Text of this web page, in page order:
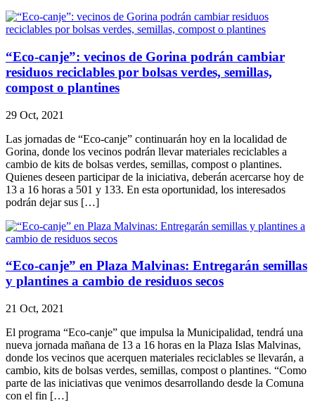
“Eco-canje”: vecinos de Gorina podrán cambiar
residuos reciclables por bolsas verdes, semillas,
compost o plantines
29 Oct, 2021
Las jornadas de “Eco-canje” continuarán hoy en la localidad de
Gorina, donde los vecinos podrán llevar materiales reciclables a
cambio de kits de bolsas verdes, semillas, compost o plantines.
Quienes deseen participar de la iniciativa, deberán acercarse hoy de
13 a 16 horas a 501 y 133. En esta oportunidad, los interesados
podrán dejar sus […]
“Eco-canje” en Plaza Malvinas: Entregarán semillas
y plantines a cambio de residuos secos
21 Oct, 2021
El programa “Eco-canje” que impulsa la Municipalidad, tendrá una
nueva jornada mañana de 13 a 16 horas en la Plaza Islas Malvinas,
donde los vecinos que acerquen materiales reciclables se llevarán, a
cambio, kits de bolsas verdes, semillas, compost o plantines. “Como
parte de las iniciativas que venimos desarrollando desde la Comuna
con el fin […]